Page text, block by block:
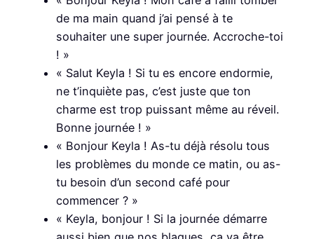
de ma main quand j’ai pensé à te
souhaiter une super journée. Accroche-toi
! »
« Salut Keyla ! Si tu es encore endormie,
ne t’inquiète pas, c’est juste que ton
charme est trop puissant même au réveil.
Bonne journée ! »
« Bonjour Keyla ! As-tu déjà résolu tous
les problèmes du monde ce matin, ou as-
tu besoin d’un second café pour
commencer ? »
« Keyla, bonjour ! Si la journée démarre